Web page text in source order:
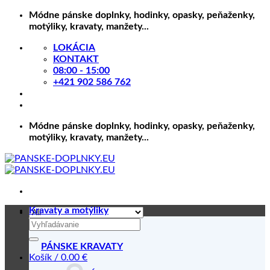
Skip
Módne pánske doplnky, hodinky, opasky, peňaženky,
motýliky, kravaty, manžety...
LOKÁCIA
KONTAKT
08:00 - 15:00
+421 902 586 762
Módne pánske doplnky, hodinky, opasky, peňaženky,
motýliky, kravaty, manžety...
Hľadať:
Košík / 0.00 €
Kravaty a motýliky
PÁNSKE KRAVATY